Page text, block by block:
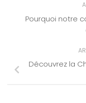
Pourquoi notre
Découvrez la